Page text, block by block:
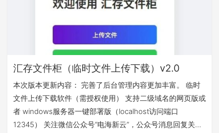
汇存文件柜（临时文件上传下载）v2.0
本次版本更新内容： 完善了后台管理内容更加丰富。 临时
文件上传下载软件（需授权使用） 支持二级域名的网页版或
者 windows服务器一键部署版（localhost访问端口
12345） 关注微信公众号“电海新云”，公众号消息回复关键